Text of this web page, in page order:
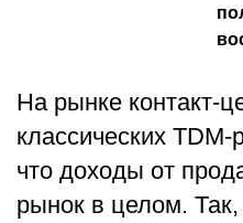
На рынке контакт-
классических
что доходы от
рынок в целом.